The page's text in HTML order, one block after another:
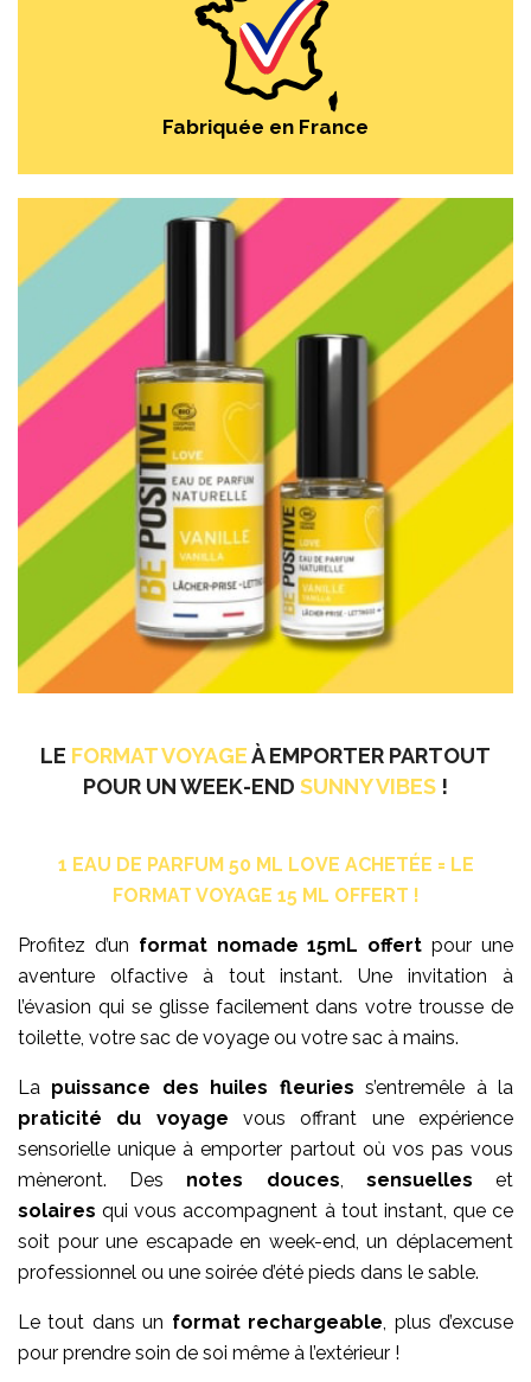
Fabriquée en France
LE FORMAT VOYAGEÀ EMPORTER PARTOUT
POUR UN WEEK-END SUNNY VIBES !
1 EAU DE PARFUM 50 ML LOVE ACHETÉE = LE
FORMAT VOYAGE 15 ML OFFERT !
Profitez d’un format nomade 15mL offert pour une
aventure olfactive à tout instant. Une invitation à
l’évasion qui se glisse facilement dans votre trousse de
toilette, votre sac de voyage ou votre sac à mains.
La puissance des huiles fleuriess’entremêle à la
praticité du voyage vous offrant une expérience
sensorielle unique à emporter partout où vos pas vous
mèneront. Des notes douces sensuelles et
solairesqui vous accompagnent à tout instant, que ce
soit pour une escapade en week-end, un déplacement
professionnel ou une soirée d’été pieds dans le sable.
Le tout dans un format rechargeable , plus d’excuse
pour prendre soin de soi même à l’extérieur !